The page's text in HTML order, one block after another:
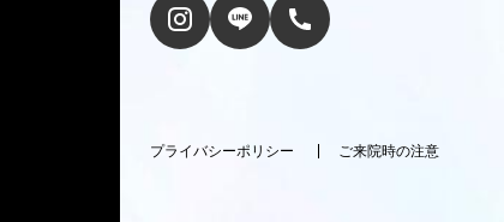
プライバシーポリシー ご来院時の注意